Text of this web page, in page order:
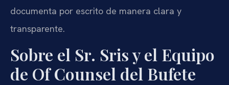
documenta por escrito de manera clara y
transparente.
Sobre el Sr. Sris y el Equipo
de Of Counsel del Bufete